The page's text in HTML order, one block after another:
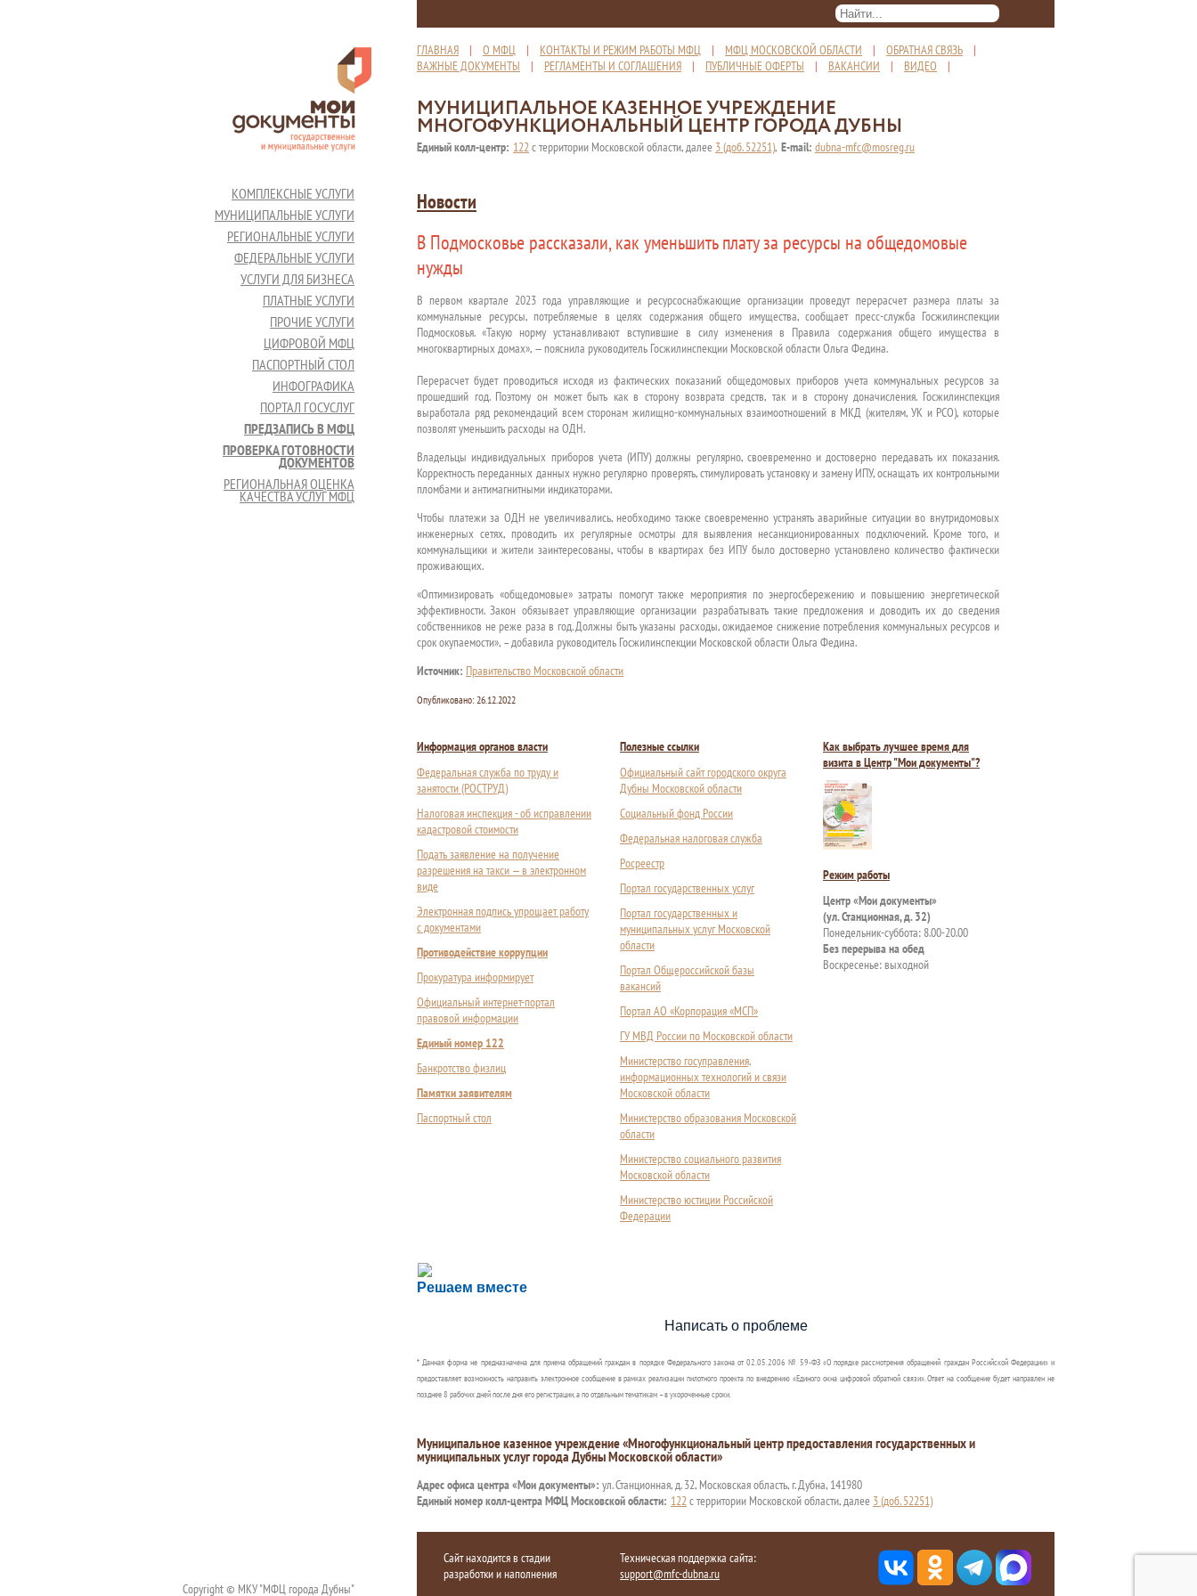
ГЛАВНАЯ | О МФЦ | КОНТАКТЫ И РЕЖИМ РАБОТЫ МФЦ | МФЦ МОСКОВСКОЙ ОБЛАСТИ | ОБРАТНАЯ СВЯЗЬ |
ВАЖНЫЕ ДОКУМЕНТЫ | РЕГЛАМЕНТЫ И СОГЛАШЕНИЯ | ПУБЛИЧНЫЕ ОФЕРТЫ | ВАКАНСИИ | ВИДЕО |
МУНИЦИПАЛЬНОЕ КАЗЕННОЕ УЧРЕЖДЕНИЕ
МНОГОФУНКЦИОНАЛЬНЫЙ ЦЕНТР ГОРОДА ДУБНЫ
Единый колл-центр: 122с территории Московской области, далее 3 (доб. 52251), E-mail: dubna-mfc@mosreg.ru
КОМПЛЕКСНЫЕ УСЛУГИ
МУНИЦИПАЛЬНЫЕ УСЛУГИ
РЕГИОНАЛЬНЫЕ УСЛУГИ
ФЕДЕРАЛЬНЫЕ УСЛУГИ
УСЛУГИ ДЛЯ БИЗНЕСА
ПЛАТНЫЕ УСЛУГИ
ПРОЧИЕ УСЛУГИ
ЦИФРОВОЙ МФЦ
ПАСПОРТНЫЙ СТОЛ
ИНФОГРАФИКА
ПОРТАЛ ГОСУСЛУГ
ПРЕДЗАПИСЬ В МФЦ
ПРОВЕРКА ГОТОВНОСТИ
ДОКУМЕНТОВ
РЕГИОНАЛЬНАЯ ОЦЕНКА
КАЧЕСТВА УСЛУГ МФЦ
Новости
В Подмосковье рассказали, как уменьшить плату за ресурсы на общедомовые
нужды
В первом квартале 2023 года управляющие и ресурсоснабжающие организации проведут перерасчет размера платы за
коммунальные ресурсы, потребляемые в целях содержания общего имущества, сообщает пресс-служба Госжилинспекции
Подмосковья. «Такую норму устанавливают вступившие в силу изменения в Правила содержания общего имущества в
многоквартирных домах», — пояснила руководитель Госжилинспекции Московской области Ольга Федина.
Перерасчет будет проводиться исходя из фактических показаний общедомовых приборов учета коммунальных ресурсов за
прошедший год. Поэтому он может быть как в сторону возврата средств, так и в сторону доначисления. Госжилинспекция
выработала ряд рекомендаций всем сторонам жилищно-коммунальных взаимоотношений в МКД (жителям, УК и РСО), которые
позволят уменьшить расходы на ОДН.
Владельцы индивидуальных приборов учета (ИПУ) должны регулярно, своевременно и достоверно передавать их показания.
Корректность переданных данных нужно регулярно проверять, стимулировать установку и замену ИПУ, оснащать их контрольными
пломбами и антимагнитными индикаторами.
Чтобы платежи за ОДН не увеличивались, необходимо также своевременно устранять аварийные ситуации во внутридомовых
инженерных сетях, проводить их регулярные осмотры для выявления несанкционированных подключений. Кроме того, и
коммунальщики и жители заинтересованы, чтобы в квартирах без ИПУ было достоверно установлено количество фактически
проживающих.
«Оптимизировать «общедомовые» затраты помогут также мероприятия по энергосбережению и повышению энергетической
эффективности. Закон обязывает управляющие организации разрабатывать такие предложения и доводить их до сведения
собственников не реже раза в год. Должны быть указаны расходы, ожидаемое снижение потребления коммунальных ресурсов и
срок окупаемости», – добавила руководитель Госжилинспекции Московской области Ольга Федина.
Источник: Правительство Московской области
Опубликовано: 26.12.2022
Информация органов власти
Федеральная служба по труду и
занятости (РОСТРУД)
Налоговая инспекция - об исправлении
кадастровой стоимости
Подать заявление на получение
разрешения на такси — в электронном
виде
Электронная подпись упрощает работу
с документами
Противодействие коррупции
Прокуратура информирует
Официальный интернет-портал
правовой информации
Единый номер 122
Банкротство физлиц
Памятки заявителям
Паспортный стол
Полезные ссылки
Официальный сайт городского округа
Дубны Московской области
Социальный фонд России
Федеральная налоговая служба
Росреестр
Портал государственных услуг
Портал государственных и
муниципальных услуг Московской
области
Портал Общероссийской базы
вакансий
Портал АО «Корпорация «МСП»
ГУ МВД России по Московской области
Министерство госуправления,
информационных технологий и связи
Московской области
Министерство образования Московской
области
Министерство социального развития
Московской области
Министерство юстиции Российской
Федерации
Как выбрать лучшее время для
визита в Центр "Мои документы"?
Режим работы
Центр «Мои документы»
(ул. Станционная, д. 32)
Понедельник-суббота: 8.00-20.00
Без перерыва на обед
Воскресенье: выходной
Решаем вместе
Сложности с получением социальной выплаты или пособия?
Сообщите об этом
Написать о проблеме
* Данная форма не предназначена для приема обращений граждан в порядке Федерального закона от 02.05.2006 № 59-ФЗ «О порядке рассмотрения обращений граждан Российской Федерации» и
предоставляет возможность направить электронное сообщение в рамках реализации пилотного проекта по внедрению «Единого окна цифровой обратной связи». Ответ на сообщение будет направлен не
позднее 8 рабочих дней после дня его регистрации, а по отдельным тематикам – в укороченные сроки.
Муниципальное казенное учреждение «Многофункциональный центр предоставления государственных и
муниципальных услуг города Дубны Московской области»
Адрес офиса центра «Мои документы»: ул. Станционная, д. 32, Московская область, г. Дубна, 141980
Единый номер колл-центра МФЦ Московской области: 122с территории Московской области, далее 3 (доб. 52251)
Copyright © МКУ "МФЦ города Дубны"
Сайт находится в стадии
разработки и наполнения
Техническая поддержка сайта:
support@mfc-dubna.ru